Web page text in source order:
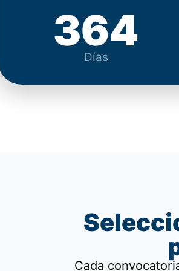
364
Días
Cada